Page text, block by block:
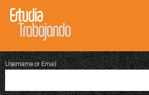
Username or Email